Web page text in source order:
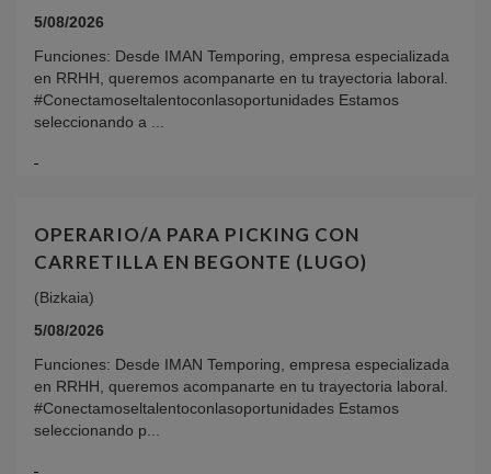
5/08/2026
Funciones: Desde IMAN Temporing, empresa especializada
en RRHH, queremos acompanarte en tu trayectoria laboral.
#Conectamoseltalentoconlasoportunidades Estamos
seleccionando a ...
OPERARIO/A PARA PICKING CON
CARRETILLA EN BEGONTE (LUGO)
(Bizkaia)
5/08/2026
Funciones: Desde IMAN Temporing, empresa especializada
en RRHH, queremos acompanarte en tu trayectoria laboral.
#Conectamoseltalentoconlasoportunidades Estamos
seleccionando p...